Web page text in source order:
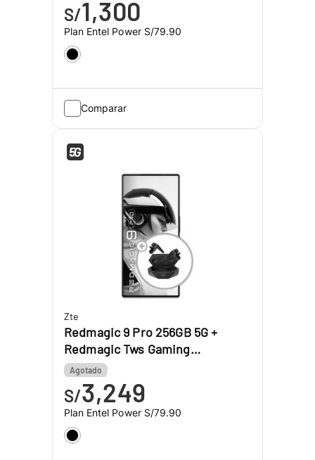
S/1,300
Plan Entel Power S/79.90
Comparar
Zte
Redmagic 9 Pro 256GB 5G +
Redmagic Tws Gaming
Earphones
Agotado
S/3,249
Plan Entel Power S/79.90